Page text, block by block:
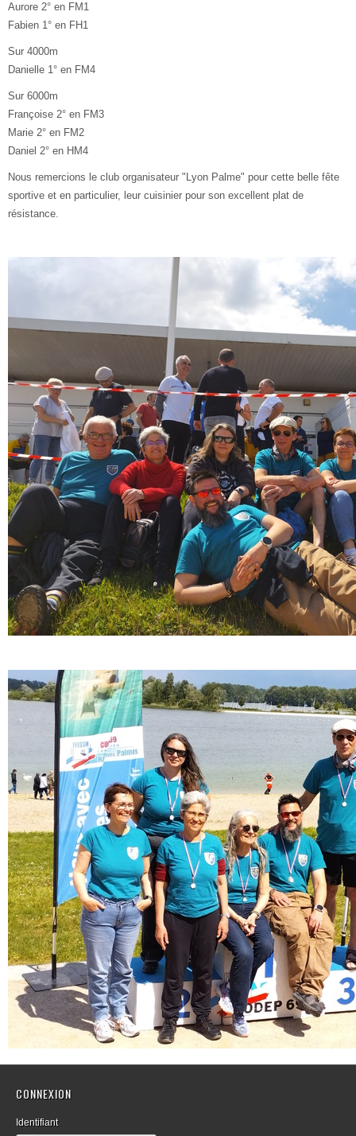
Aurore 2° en FM1
Fabien 1° en FH1
Sur 4000m
Danielle 1° en FM4
Sur 6000m
Françoise 2° en FM3
Marie 2° en FM2
Daniel 2° en HM4
Nous remercions le club organisateur "Lyon Palme" pour cette belle fête
sportive et en particulier, leur cuisinier pour son excellent plat de
résistance.
CONNEXION
Identifiant